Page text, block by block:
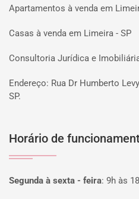
Apartamentos à venda em
Casas à venda em Limeira - SP
Consultoria Jurídica e
Endereço: Rua Dr Humberto
SP.
Horário de
Segunda à sexta - feira: 9h às